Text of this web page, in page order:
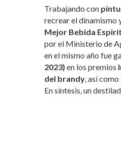
Trabajando con
recrear el dinamismo
Mejor Bebida
por el Ministerio de
en el mismo año fue
2023) en los premios
del brandy , así
En síntesis, un